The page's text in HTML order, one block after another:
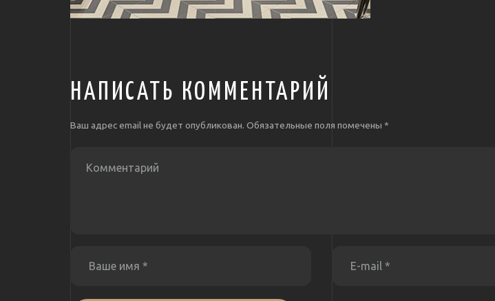
НАПИСАТЬ КОММЕНТАРИЙ
Ваш адрес email не будет опубликован. Обязательные поля помечены *